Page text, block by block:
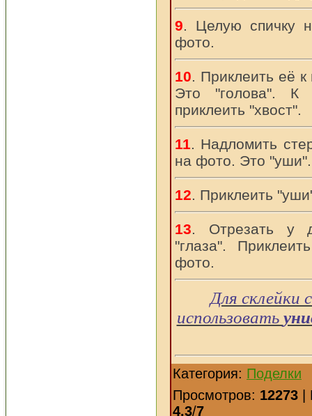
9. Целую спичку
фото.
10. Приклеить её
Это "голова". К
приклеить "хвост".
11. Надломить
на фото. Это "уши".
12. Приклеить
13. Отрезать у
"глаза".
фото.
Для склейки
использовать
Категория: Поделки
Просмотров: 12273 |
4.3/7